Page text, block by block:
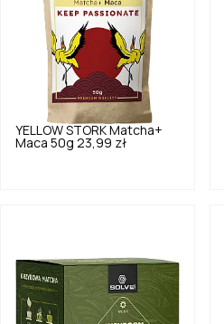
YELLOW STORK Matcha+
Maca 50g 23,99 zł